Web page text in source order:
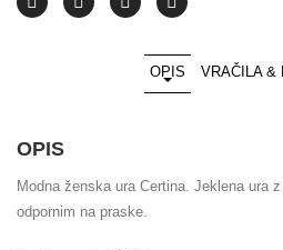
OPIS VRAČILA &
OPIS
Modna ženska ura Certina. Jeklena ura
odpornim na praske.